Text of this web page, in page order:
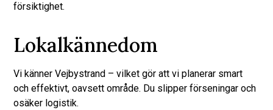
försiktighet.
Lokalkännedom
Vi känner Vejbystrand – vilket gör att vi planerar smart
och effektivt, oavsett område. Du slipper förseningar och
osäker logistik.